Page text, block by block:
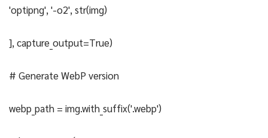
'optipng', '-o2', str(img)
], capture_output=True)
# Generate WebP version
webp_path = img.with_suffix('.webp')